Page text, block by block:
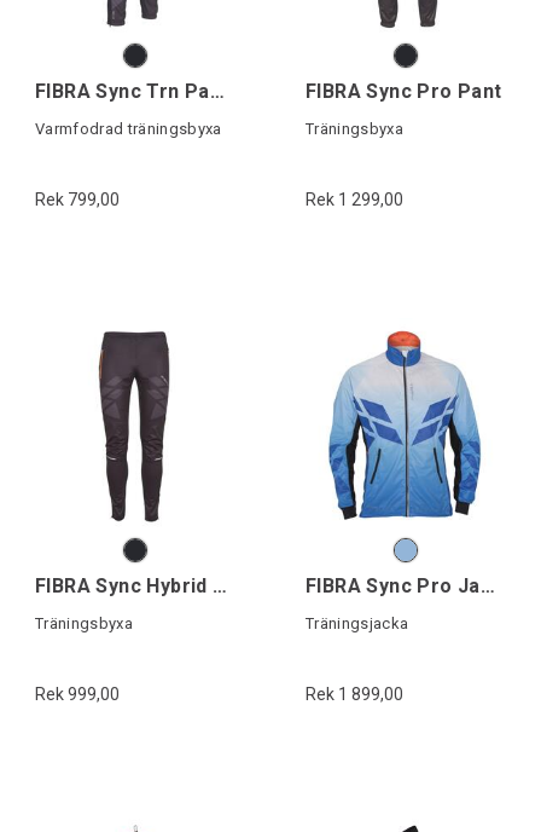
FIBRA Sync Trn Pant Warm
Varmfodrad träningsbyxa
Rek 799,00
FIBRA Sync Pro Pant
Träningsbyxa
Rek 1 299,00
FIBRA Sync Hybrid Pant
Träningsbyxa
Rek 999,00
FIBRA Sync Pro Jacket
Träningsjacka
Rek 1 899,00